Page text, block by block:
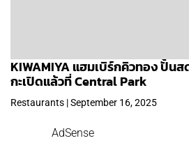
KIWAMIYA แฮมเบิร์กคิวทอง ปั้น
กะเปิดแล้วที่ Central Park
Restaurants | September 16, 2025
AdSense